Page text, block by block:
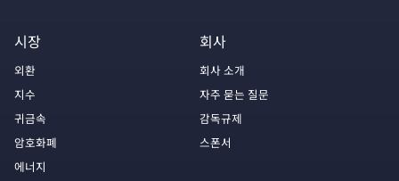
시장
외환
지수
귀금속
암호화폐
에너지
회사
회사 소개
자주 묻는 질문
감독규제
스폰서